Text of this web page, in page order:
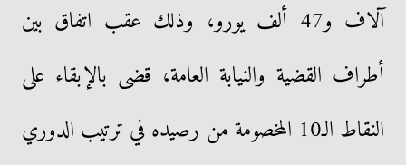
آلاف و47 ألف يورو، وذلك عقب اتفاق بين
أطراف القضية والنيابة العامة، قضى بالإبقاء على
النقاط الـ10 المخصومة من رصيده في ترتيب الدوري